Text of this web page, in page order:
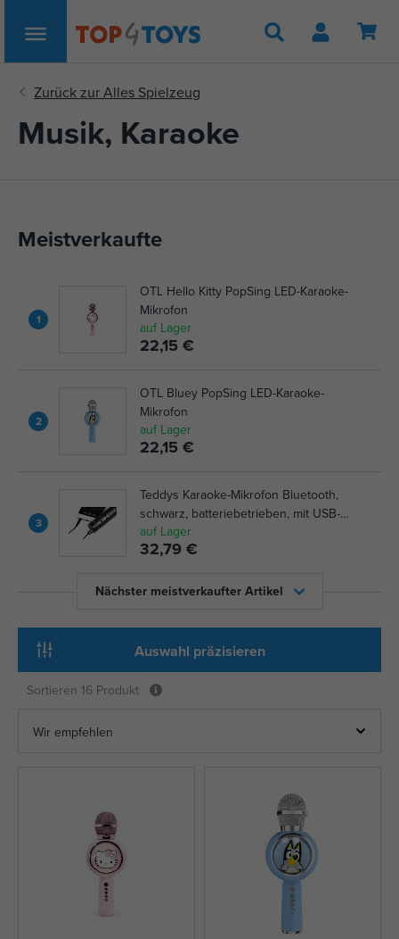
Suche
Musik, Karaoke
Meistverkaufte
1
OTL Hello Kitty PopSing LED-Karaoke-
Mikrofon
auf Lager
22,15 €
2
OTL Bluey PopSing LED-Karaoke-
Mikrofon
auf Lager
22,15 €
3
Teddys Karaoke-Mikrofon Bluetooth,
schwarz, batteriebetrieben, mit USB-
Kabel
auf Lager
32,79 €
Nächster meistverkaufter Artikel
Auswahl präzisieren
Sortieren 16 Produkt